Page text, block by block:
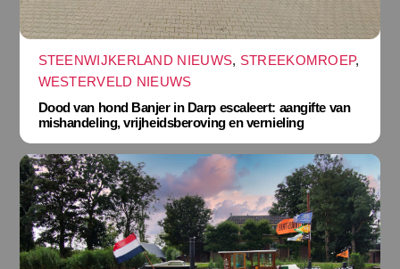
STEENWIJKERLAND NIEUWS, STREEKOMROEP,
WESTERVELD NIEUWS
Dood van hond Banjer in Darp escaleert: aangifte van
mishandeling, vrijheidsberoving en vernieling